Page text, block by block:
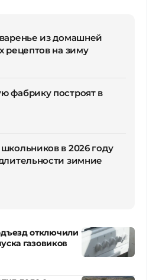
из домашней
рецептов на зиму
фабрику построят в
в 2026 году
зимние
отключили
газовиков